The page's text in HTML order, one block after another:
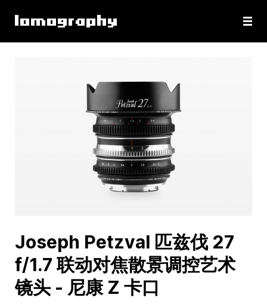
Joseph Petzval 匹兹伐 27
f/1.7 联动对焦散景调控艺术
镜头 - 尼康 Z 卡口